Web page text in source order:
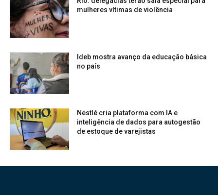
mulheres vítimas de violência
Ideb mostra avanço da educação básica
no país
Nestlé cria plataforma com IA e
inteligência de dados para autogestão
de estoque de varejistas